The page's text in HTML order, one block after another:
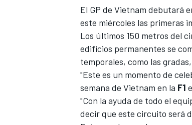
FÓRMULA E
El GP de Vietnam debutará
este miércoles las primeras
Los últimos 150 metros del
edificios permanentes se
temporales, como las
"Este es un momento de
semana de Vietnam en la F1
"Con la ayuda de todo el
decir que este circuito será